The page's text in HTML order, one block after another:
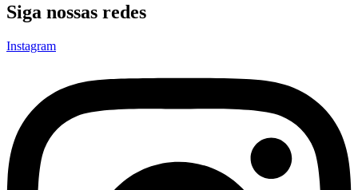
Siga nossas redes
Instagram